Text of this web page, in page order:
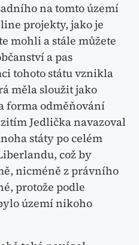
na tomto území
projekty, jako je
mohli a stále můžete
a pas
tohoto státu vznikla
měla sloužit jako
forma odměňování
Jedlička navazoval
státy po celém
což by
nicméně z právního
protože podle
území nikoho